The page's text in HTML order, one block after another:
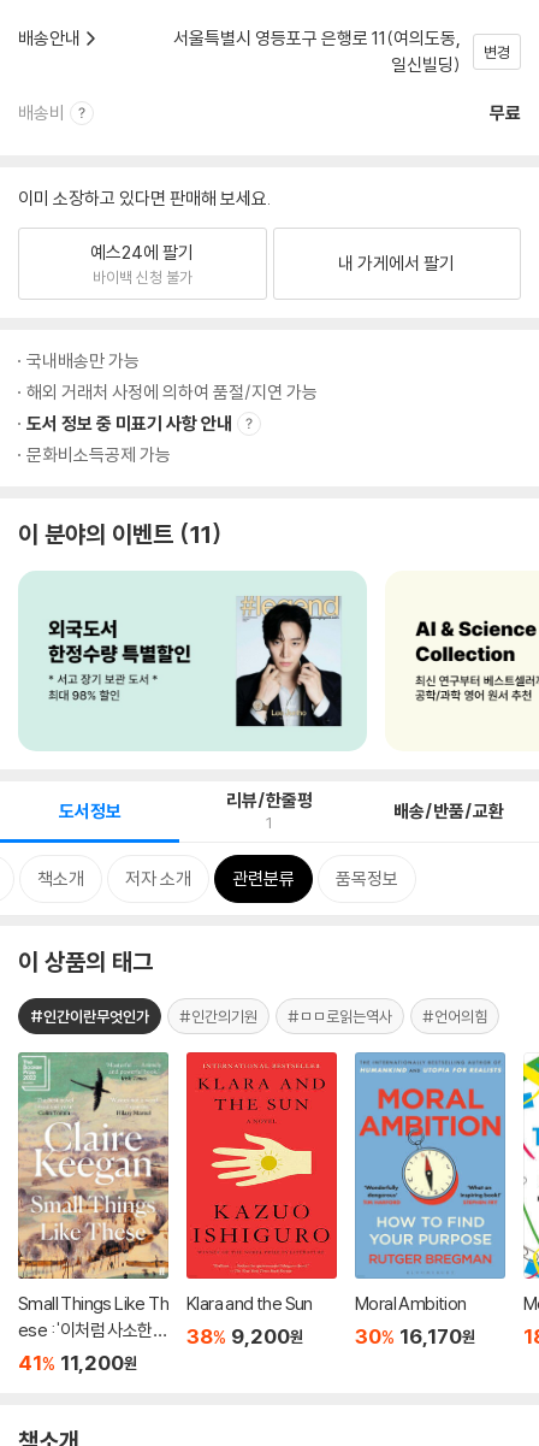
배송안내
서울특별시 영등포구 은행로 11(여의도동,
일신빌딩)
변경
배송비 무료
이미 소장하고 있다면 판매해 보세요.
예스24에 팔기
바이백 신청 불가
내 가게에서 팔기
국내배송만 가능
해외 거래처 사정에 의하여 품절/지연 가능
도서 정보 중 미표기 사항 안내
문화비소득공제 가능
이 분야의 이벤트 11
도서정보 리뷰/한줄평
1 배송/반품/교환
책소개 저자 소개 관련분류 품목정보
이 상품의 태그
#인간이란무엇인가 #인간의기원 #ㅁㅁ로읽는역사 #언어의힘
Small Things Like Th
ese : '이처럼 사소한
것들' 원서
41% 11,200원
Klara and the Sun
38% 9,200원
Moral Ambition
30% 16,170원